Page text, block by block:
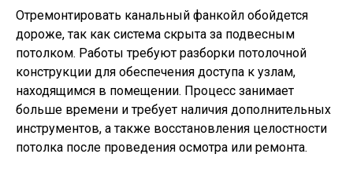
Отремонтировать канальный фанкойл обойдется
дороже, так как система скрыта за подвесным
потолком. Работы требуют разборки потолочной
конструкции для обеспечения доступа к узлам,
находящимся в помещении. Процесс занимает
больше времени и требует наличия дополнительных
инструментов, а также восстановления целостности
потолка после проведения осмотра или ремонта.